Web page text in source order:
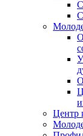
Центр